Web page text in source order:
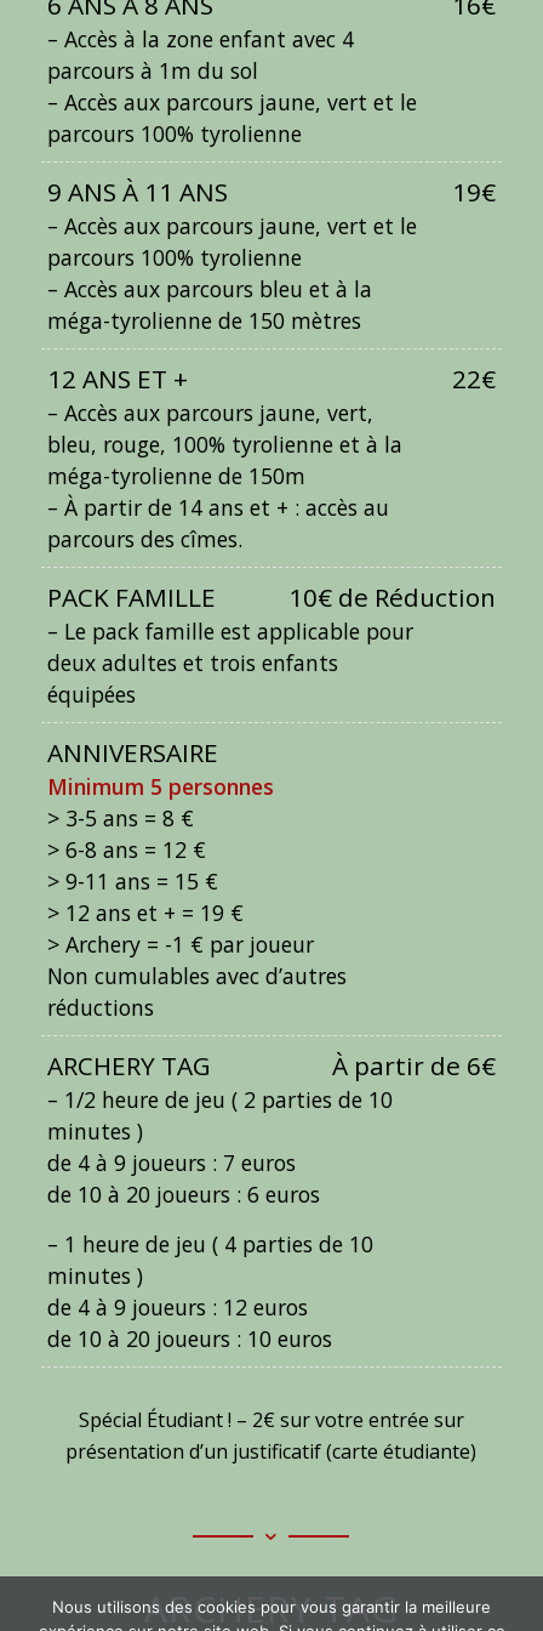
– Accès à la zone enfant avec 4
parcours à 1m du sol
– Accès aux parcours jaune, vert et le
parcours 100% tyrolienne
9 ANS À 11 ANS 19€
– Accès aux parcours jaune, vert et le
parcours 100% tyrolienne
– Accès aux parcours bleu et à la
méga-tyrolienne de 150 mètres
12 ANS ET + 22€
– Accès aux parcours jaune, vert,
bleu, rouge, 100% tyrolienne et à la
méga-tyrolienne de 150m
– À partir de 14 ans et + : accès au
parcours des cîmes.
PACK FAMILLE 10€ de Réduction
– Le pack famille est applicable pour
deux adultes et trois enfants
équipées
ANNIVERSAIRE
Minimum 5 personnes
> 3-5 ans = 8 €
> 6-8 ans = 12 €
> 9-11 ans = 15 €
> 12 ans et + = 19 €
> Archery = -1 € par joueur
Non cumulables avec d’autres
réductions
ARCHERY TAG À partir de 6€
– 1/2 heure de jeu ( 2 parties de 10
minutes )
de 4 à 9 joueurs : 7 euros
de 10 à 20 joueurs : 6 euros
– 1 heure de jeu ( 4 parties de 10
minutes )
de 4 à 9 joueurs : 12 euros
de 10 à 20 joueurs : 10 euros
Spécial Étudiant ! – 2€ sur votre entrée sur
présentation d’un justificatif (carte étudiante)
ARCHERY TAG
Nous utilisons des cookies pour vous garantir la meilleure